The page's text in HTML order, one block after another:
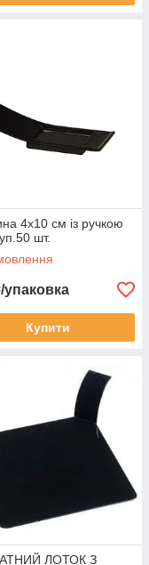
4х10 см із ручкою
шт.
упаковка
Купити
ЛОТОК З